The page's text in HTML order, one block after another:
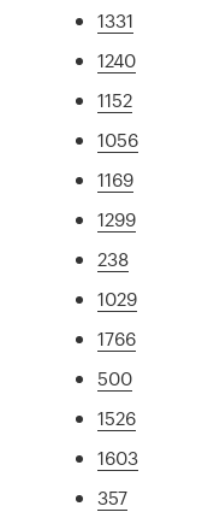
1331
1240
1152
1056
1169
1299
238
1029
1766
500
1526
1603
357